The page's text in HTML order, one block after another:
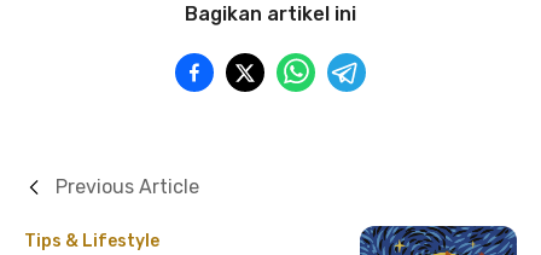
Bagikan artikel ini
Tips & Lifestyle
Previous Article